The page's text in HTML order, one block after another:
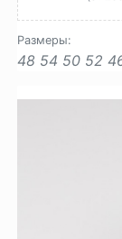
Размеры:
48 54 50 52